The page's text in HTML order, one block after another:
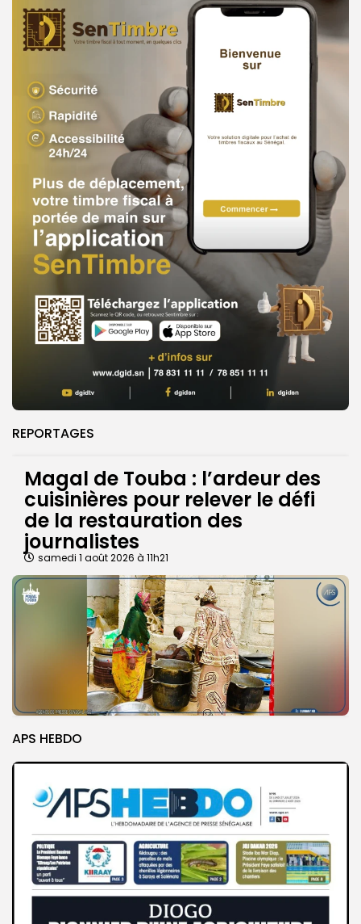
REPORTAGES
Magal de Touba : l’ardeur des
cuisinières pour relever le défi
de la restauration des
journalistes
samedi 1 août 2026 à 11h21
APS HEBDO